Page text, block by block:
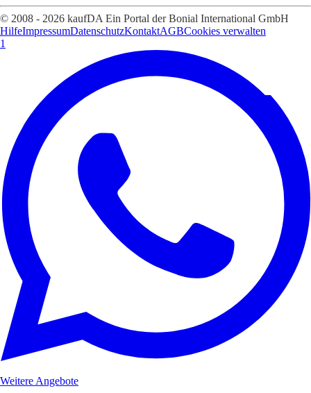
© 2008 - 2026 kaufDA Ein Portal der Bonial International GmbH
HilfeImpressumDatenschutzKontaktAGBCookies verwalten
1
Weitere Angebote